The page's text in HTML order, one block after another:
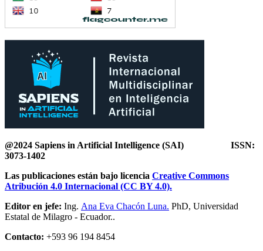
@2024 Sapiens in Artificial Intelligence (SAI) ISSN:
3073-1402
Las publicaciones están bajo licencia Creative Commons
Atribución 4.0 Internacional (CC BY 4.0).
Editor en jefe: Ing. Ana Eva Chacón Luna. PhD, Universidad
Estatal de Milagro - Ecuador..
Contacto: +593 96 194 8454